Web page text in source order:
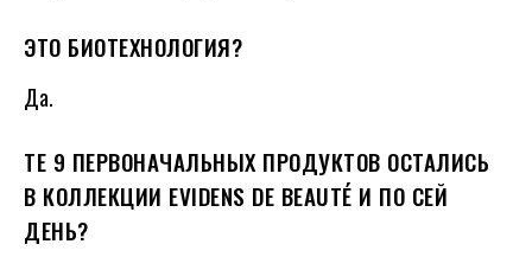
ЭТО БИОТЕХНОЛОГИЯ?
Да.
ТЕ 9 ПЕРВОНАЧАЛЬНЫХ ПРОДУКТОВ ОСТАЛИСЬ
В КОЛЛЕКЦИИ EVIDENS DE BEAUTÉ И ПО СЕЙ
ДЕНЬ?